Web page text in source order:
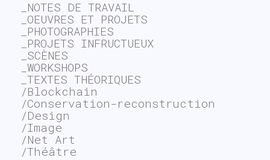
_NOTES DE TRAVAIL
_OEUVRES ET PROJETS
_PHOTOGRAPHIES
_PROJETS INFRUCTUEUX
_SCÈNES
_WORKSHOPS
_TEXTES THÉORIQUES
/Blockchain
/Conservation-reconstruction
/Design
/Image
/Net Art
/Théâtre